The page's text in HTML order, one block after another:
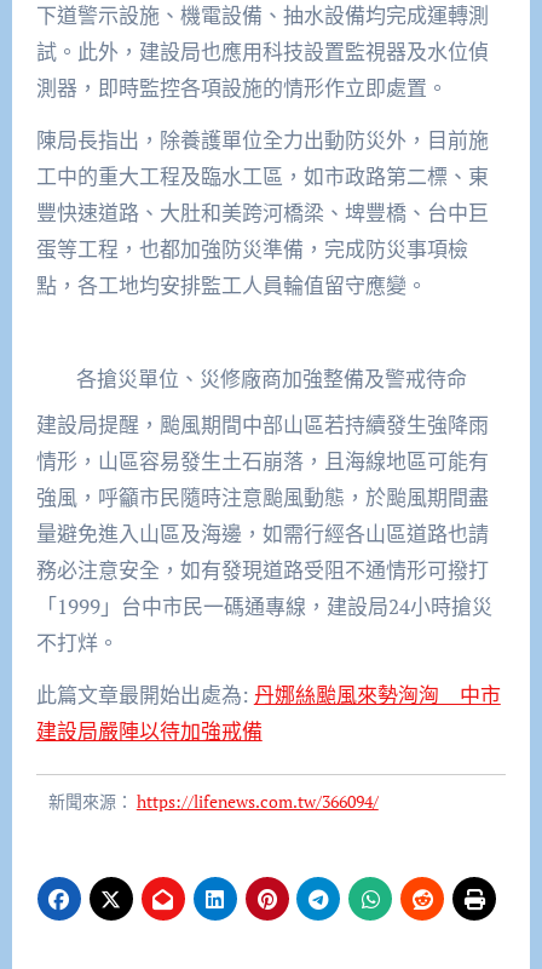
下道警示設施、機電設備、抽水設備均完成運轉測
試。此外，建設局也應用科技設置監視器及水位偵
測器，即時監控各項設施的情形作立即處置。
陳局長指出，除養護單位全力出動防災外，目前施
工中的重大工程及臨水工區，如市政路第二標、東
豐快速道路、大肚和美跨河橋梁、埤豐橋、台中巨
蛋等工程，也都加強防災準備，完成防災事項檢
點，各工地均安排監工人員輪值留守應變。
各搶災單位、災修廠商加強整備及警戒待命
建設局提醒，颱風期間中部山區若持續發生強降雨
情形，山區容易發生土石崩落，且海線地區可能有
強風，呼籲市民隨時注意颱風動態，於颱風期間盡
量避免進入山區及海邊，如需行經各山區道路也請
務必注意安全，如有發現道路受阻不通情形可撥打
「1999」台中市民一碼通專線，建設局24小時搶災
不打烊。
此篇文章最開始出處為: 丹娜絲颱風來勢洶洶 中市
建設局嚴陣以待加強戒備
新聞來源： https://lifenews.com.tw/366094/